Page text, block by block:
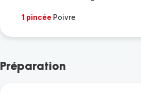
1 pincée Poivre
Préparation